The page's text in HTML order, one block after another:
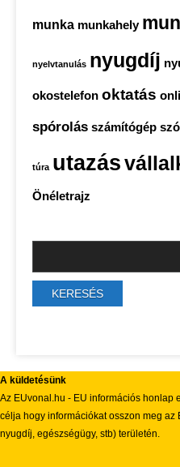
munka munkahely
nyelvtanulás nyugdíj
okostelefon oktatás
spórolás számítógép
túra utazás
Önéletrajz
A küldetésünk
Az EUvonal.hu - EU információs honlap
célja hogy információkat osszon meg
nyugdíj, egészségügy, stb) területén.